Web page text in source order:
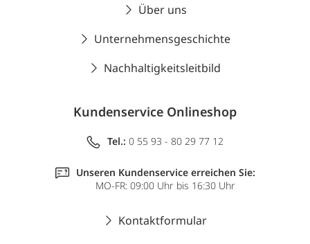
Über uns
Unternehmensgeschichte
Nachhaltigkeitsleitbild
Kundenservice Onlineshop
Tel.: 0 55 93 - 80 29 77 12
Unseren Kundenservice erreichen Sie:
MO-FR: 09:00 Uhr bis 16:30 Uhr
Kontaktformular